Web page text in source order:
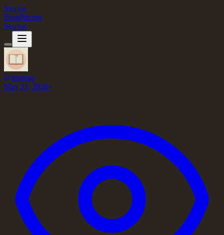
Storyie
BlogPricing
Storyie
@moreau
May 21, 2026•